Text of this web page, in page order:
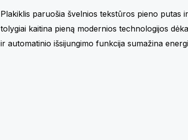
Plakiklis paruošia švelnios tekstūros pieno putas
tolygiai kaitina pieną modernios technologijos
ir automatinio išsijungimo funkcija sumažina